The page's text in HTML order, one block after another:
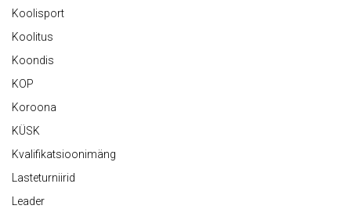
Koolisport
Koolitus
Koondis
KOP
Koroona
KÜSK
Kvalifikatsioonimäng
Lasteturniirid
Leader